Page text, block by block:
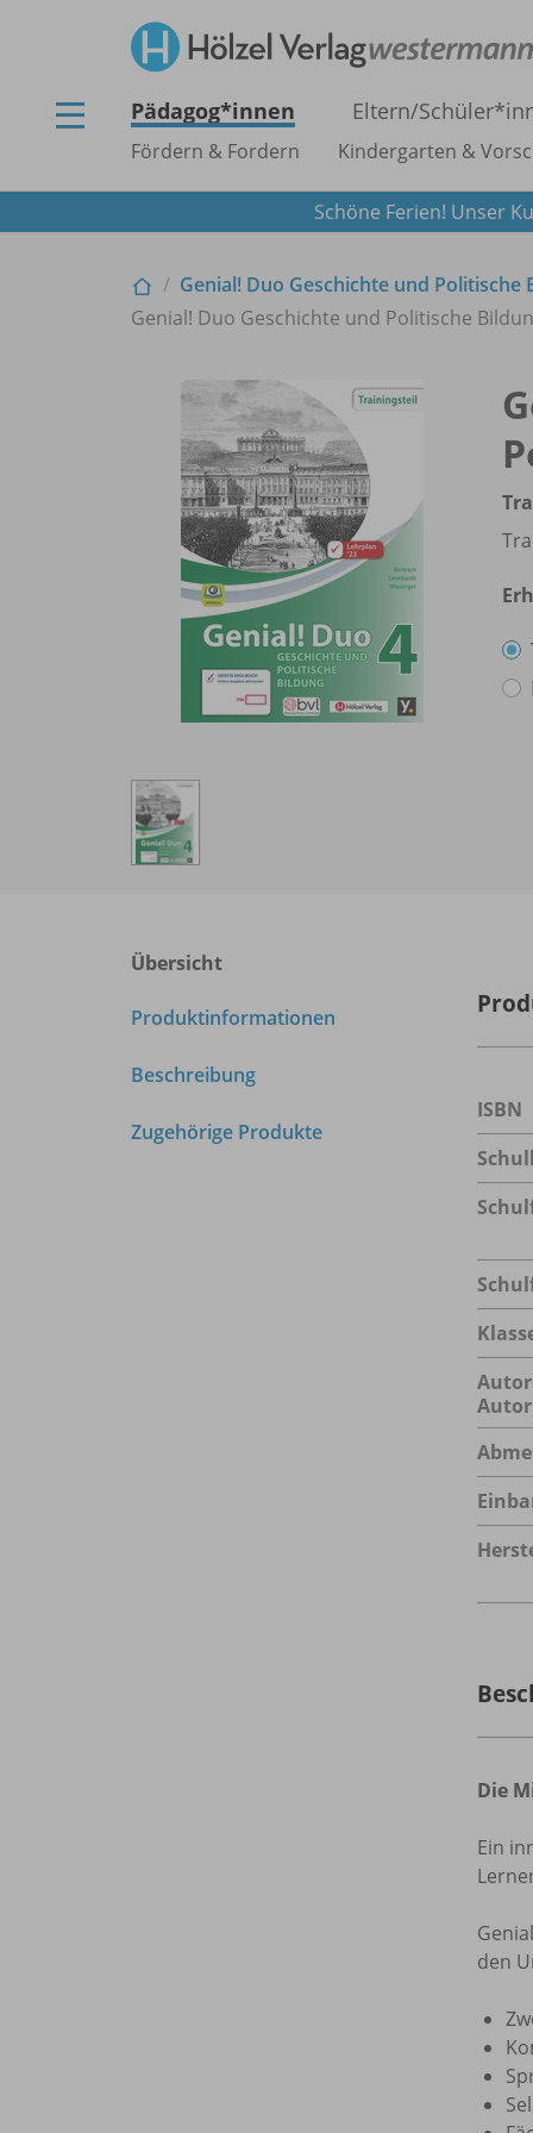
Pädagog*innen Eltern/
Fördern & Fordern Kindergarten &
Schöne Ferien! Unser
Genial! Duo Geschichte und Politische
Genial! Duo Geschichte und Politische
Übersicht
Produktinformationen
Beschreibung
Zugehörige Produkte
ISBN
Die
Ein
den